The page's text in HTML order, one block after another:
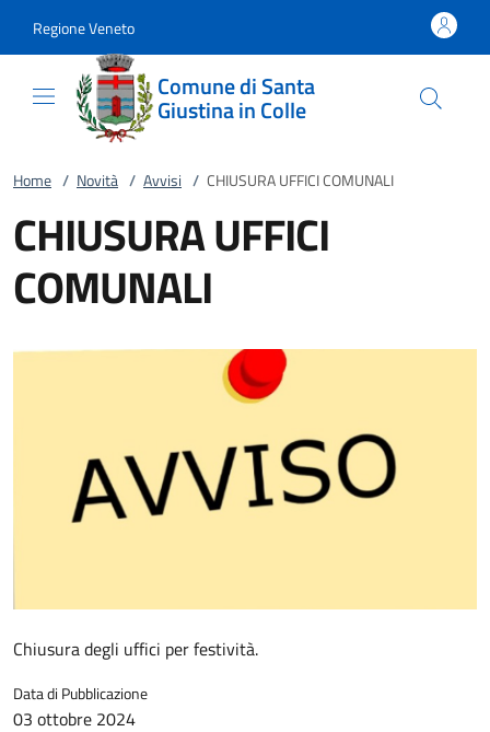
Regione Veneto
Comune di Santa
Giustina in Colle
Home / Novità / Avvisi / CHIUSURA UFFICI COMUNALI
CHIUSURA UFFICI
COMUNALI
Chiusura degli uffici per festività.
Data di Pubblicazione
03 ottobre 2024